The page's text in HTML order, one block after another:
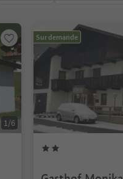
1/6
Sur demande